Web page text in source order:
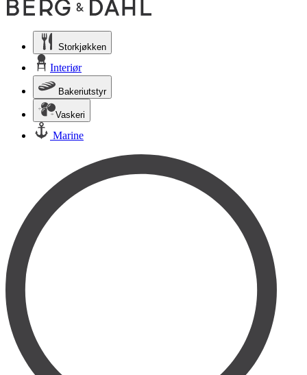
Storkjøkken
Interiør
Bakeriutstyr
Vaskeri
Marine